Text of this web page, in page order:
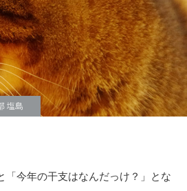
塩島
「今年の干支はなんだっけ？」とな